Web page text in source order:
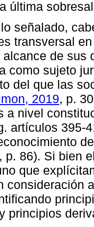
última
señalado,
transversal
de sus
como sujeto
del que las
2019, p.
a nivel
artículos 395-
, p. 86). Si bien
que
consideración
principios